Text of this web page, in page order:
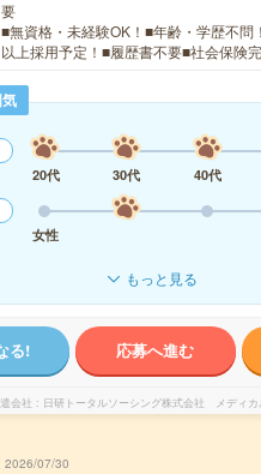
要
■無資格・未経験OK！■年齢・学歴不問
以上採用予定！■履歴書不要■社会保険
20代
30代 40代
女性
もっと見る
る! 応募へ進む
会社 日研トータルソーシング株式会社 メディカ
2026/07/30